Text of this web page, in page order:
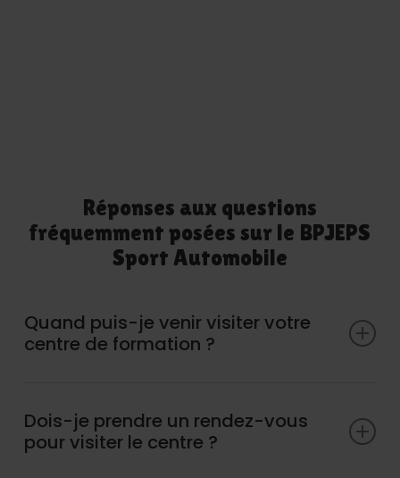
Réponses aux questions
fréquemment posées sur le BPJEPS
Sport Automobile
Quand puis-je venir visiter votre
centre de formation ?
mardi 18 mars à partir de 14h, sur notre complexe
Actua à Saint-Laurent-de-Mûre.
Dois-je prendre un rendez-vous
pour visiter le centre ?